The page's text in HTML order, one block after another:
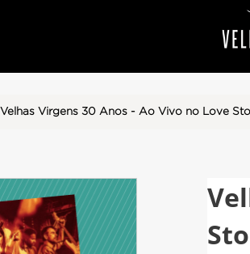
Velhas Virgens 30 Anos - Ao Vivo no Love